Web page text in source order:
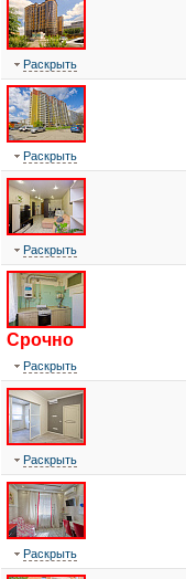
Раскрыть
Раскрыть
Раскрыть
Срочно
Раскрыть
Раскрыть
Раскрыть